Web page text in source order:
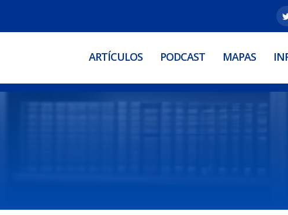
ARTÍCULOS PODCAST MAPAS